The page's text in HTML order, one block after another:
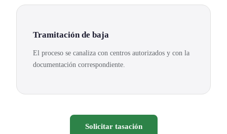
Tramitación de baja
El proceso se canaliza con centros autorizados y con la
documentación correspondiente.
Solicitar tasación